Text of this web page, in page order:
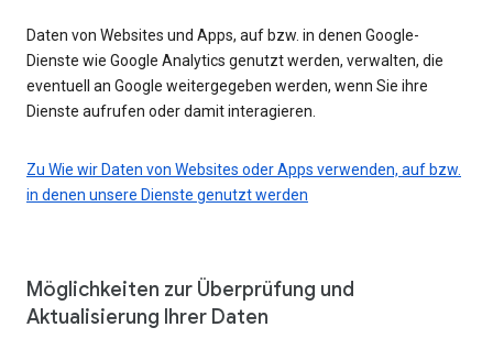
Daten von Websites und Apps, auf bzw. in denen Google-
Dienste wie Google Analytics genutzt werden, verwalten, die
eventuell an Google weitergegeben werden, wenn Sie ihre
Dienste aufrufen oder damit interagieren.
Zu Wie wir Daten von Websites oder Apps verwenden, auf bzw.
in denen unsere Dienste genutzt werden
Möglichkeiten zur Überprüfung und
Aktualisierung Ihrer Daten